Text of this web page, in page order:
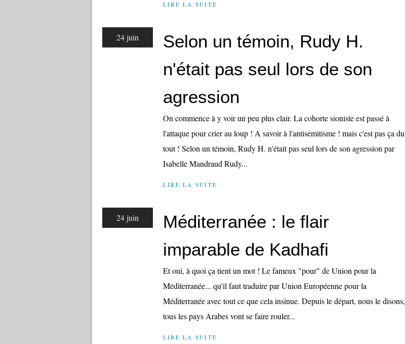
LIRE LA SUITE
24 juin
Selon un témoin, Rudy H.
n'était pas seul lors de son
agression
On commence à y voir un peu plus clair. La cohorte sioniste est passé à
l'attaque pour crier au loup ! A savoir à l'antisémitisme ! mais c'est pas ça du
tout ! Selon un témoin, Rudy H. n'était pas seul lors de son agression par
Isabelle Mandraud Rudy...
LIRE LA SUITE
24 juin
Méditerranée : le flair
imparable de Kadhafi
Et oui, à quoi ça tient un mot ! Le fameux "pour" de Union pour la
Méditerranée... qu'il faut traduire par Union Européenne pour la
Méditerranée avec tout ce que cela insinue. Depuis le départ, nous le disons,
tous les pays Arabes vont se faire rouler...
LIRE LA SUITE